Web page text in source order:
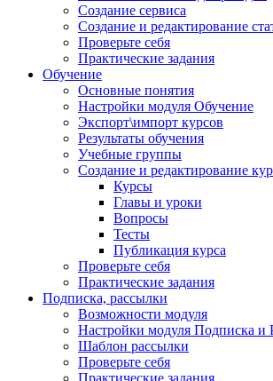
Создание сервиса
Создание и редактирование
Проверьте себя
Практические задания
Обучение
Основные понятия
Настройки модуля Обучение
Экспорт\импорт курсов
Результаты обучения
Учебные группы
Создание и редактирование
Курсы
Главы и уроки
Вопросы
Тесты
Публикация курса
Проверьте себя
Практические задания
Подписка, рассылки
Возможности модуля
Настройки модуля Подписка и
Шаблон рассылки
Проверьте себя
Практические задания